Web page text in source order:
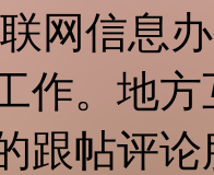
网信息
作。地
跟帖评